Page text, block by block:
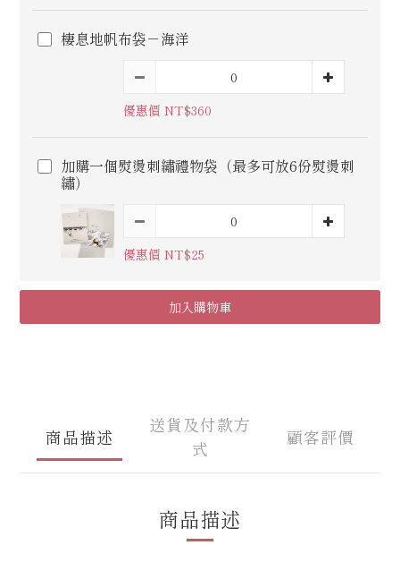
棲息地帆布袋－海洋
優惠價 NT$360
加購一個熨燙刺繡禮物袋（最多可放6份熨燙刺
繡）
優惠價 NT$25
加入購物車
商品描述
送貨及付款方
式
顧客評價
商品描述